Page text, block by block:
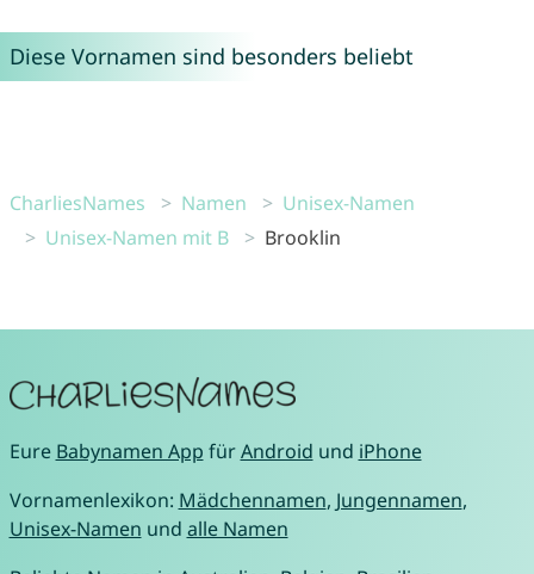
Diese Vornamen sind besonders beliebt
CharliesNames Namen
Unisex-Namen
Unisex-Namen mit B
Brooklin
Eure Babynamen App fürAndroid und iPhone
Vornamenlexikon: Mädchennamen, Jungennamen,
Unisex-Namen und alle Namen